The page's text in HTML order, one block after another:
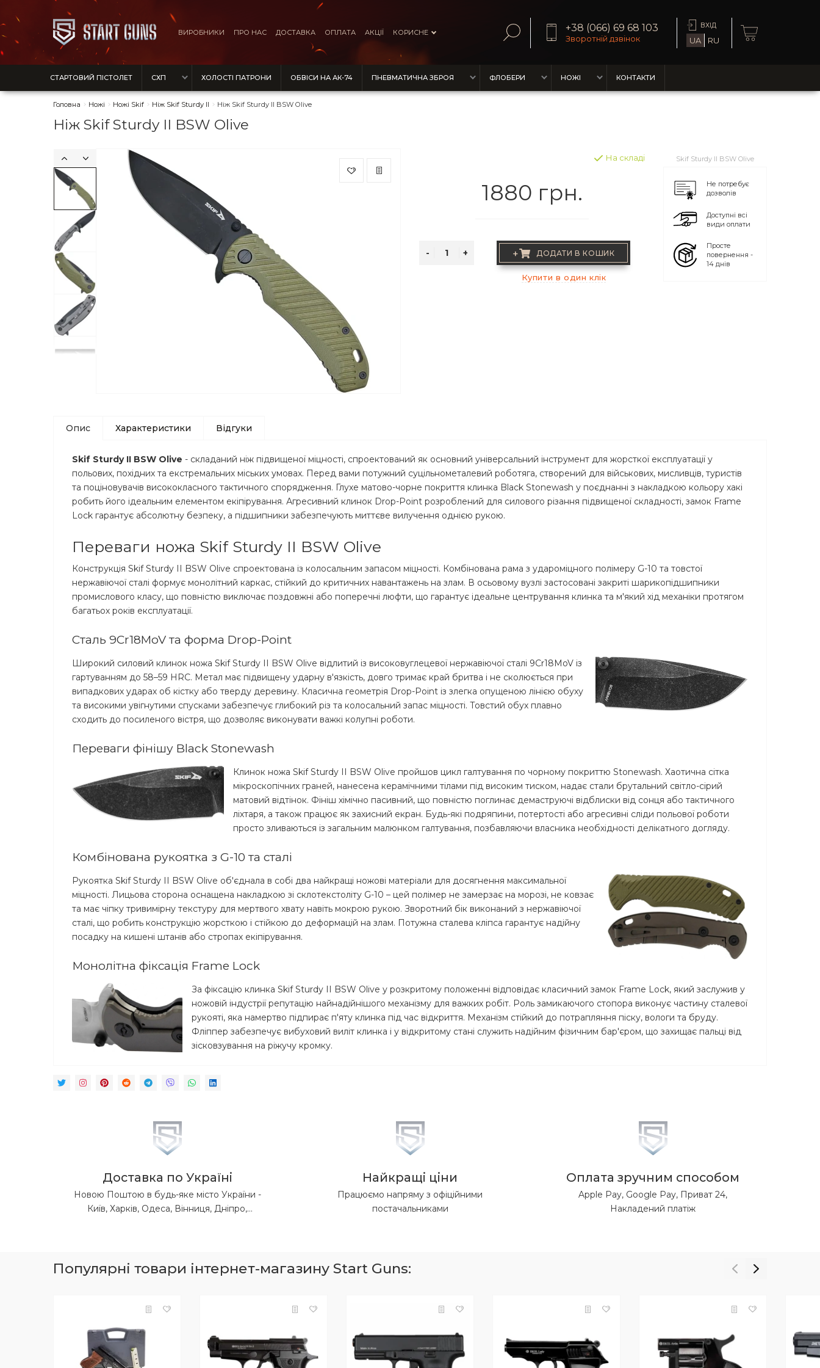
ВИРОБНИКИ ПРО НАС ДОСТАВКА ОПЛАТА АКЦІЇ КОРИСНЕ +38 (066) 69 68 103
Зворотній дзвінок
ВХІД
UA RU
СТАРТОВИЙ ПІСТОЛЕТ СХП ХОЛОСТІ ПАТРОНИ ОБВІСИ НА АК-74 ПНЕВМАТИЧНА ЗБРОЯ ФЛОБЕРИ НОЖІ КОНТАКТИ
Головна Ножі Ножі Skif Ніж Skif Sturdy II Ніж Skif Sturdy II BSW Olive
Ніж Skif Sturdy II BSW Olive
На складі
1880 грн.
+ ДОДАТИ В КОШИК
Купити в один клік
Skif Sturdy II BSW Olive
Не потребує
дозволів
Доступні всі
види оплати
Просте
повернення -
14 днів
Опис Характеристики Відгуки
Skif Sturdy II BSW Olive - складаний ніж підвищеної міцності, спроектований як основний універсальний інструмент для жорсткої експлуатації у
польових, похідних та екстремальних міських умовах. Перед вами потужний суцільнометалевий роботяга, створений для військових, мисливців, туристів
та поціновувачів висококласного тактичного спорядження. Глухе матово-чорне покриття клинка Black Stonewash у поєднанні з накладкою кольору хакі
робить його ідеальним елементом екіпірування. Агресивний клинок Drop-Point розроблений для силового різання підвищеної складності, замок Frame
Lock гарантує абсолютну безпеку, а підшипники забезпечують миттєве вилучення однією рукою.
Переваги ножа Skif Sturdy II BSW Olive
Конструкція Skif Sturdy II BSW Olive спроектована із колосальним запасом міцності. Комбінована рама з удароміцного полімеру G-10 та товстої
нержавіючої сталі формує монолітний каркас, стійкий до критичних навантажень на злам. В осьовому вузлі застосовані закриті шарикопідшипники
промислового класу, що повністю виключає поздовжні або поперечні люфти, що гарантує ідеальне центрування клинка та м'який хід механіки протягом
багатьох років експлуатації.
Сталь 9Cr18MoV та форма Drop-Point
Широкий силовий клинок ножа Skif Sturdy II BSW Olive відлитий із високовуглецевої нержавіючої сталі 9Cr18MoV із
гартуванням до 58–59 HRC. Метал має підвищену ударну в'язкість, довго тримає край бритва і не сколюється при
випадкових ударах об кістку або тверду деревину. Класична геометрія Drop-Point із злегка опущеною лінією обуху
та високими увігнутими спусками забезпечує глибокий різ та колосальний запас міцності. Товстий обух плавно
сходить до посиленого вістря, що дозволяє виконувати важкі колупні роботи.
Переваги фінішу Black Stonewash
Клинок ножа Skif Sturdy II BSW Olive пройшов цикл галтування по чорному покриттю Stonewash. Хаотична сітка
мікроскопічних граней, нанесена керамічними тілами під високим тиском, надає стали брутальний світло-сірий
матовий відтінок. Фініш хімічно пасивний, що повністю поглинає демаструючі відблиски від сонця або тактичного
ліхтаря, а також працює як захисний екран. Будь-які подряпини, потертості або агресивні сліди польової роботи
просто зливаються із загальним малюнком галтування, позбавляючи власника необхідності делікатного догляду.
Комбінована рукоятка з G-10 та сталі
Рукоятка Skif Sturdy II BSW Olive об'єднала в собі два найкращі ножові матеріали для досягнення максимальної
міцності. Лицьова сторона оснащена накладкою зі склотекстоліту G-10 – цей полімер не замерзає на морозі, не ковзає
та має чіпку тривимірну текстуру для мертвого хвату навіть мокрою рукою. Зворотний бік виконаний з нержавіючої
сталі, що робить конструкцію жорсткою і стійкою до деформацій на злам. Потужна сталева кліпса гарантує надійну
посадку на кишені штанів або стропах екіпірування.
Монолітна фіксація Frame Lock
За фіксацію клинка Skif Sturdy II BSW Olive у розкритому положенні відповідає класичний замок Frame Lock, який заслужив у
ножовій індустрії репутацію найнадійнішого механізму для важких робіт. Роль замикаючого стопора виконує частину сталевої
рукояті, яка намертво підпирає п'яту клинка під час відкриття. Механізм стійкий до потрапляння піску, вологи та бруду.
Фліппер забезпечує вибуховий виліт клинка і у відкритому стані служить надійним фізичним бар'єром, що захищає пальці від
зісковзування на ріжучу кромку.
Доставка по Україні
Новою Поштою в будь-яке місто України -
Київ, Харків, Одеса, Вінниця, Дніпро,
Тернопіль, Ужгород, Херсон, Хмельницький,
Черкаси, Чернігів, Чернівці.
Найкращі ціни
Працюємо напряму з офіційними
постачальниками
Оплата зручним способом
Apple Pay, Google Pay, Приват 24,
Накладений платіж
Популярні товари інтернет-магазину Start Guns: